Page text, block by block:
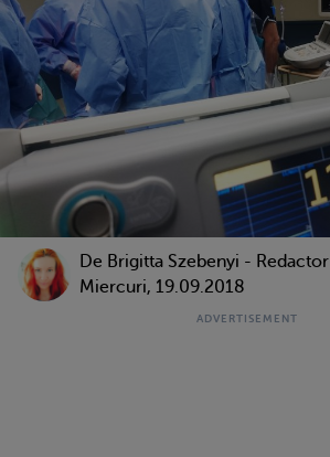
De Brigitta Szebenyi - Redactor
Miercuri, 19.09.2018